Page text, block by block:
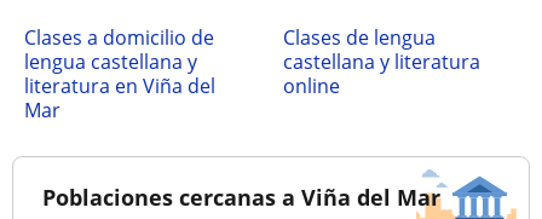
Clases a domicilio de
lengua castellana y
literatura en Viña del
Mar
Clases de lengua
castellana y literatura
online
Poblaciones cercanas a Viña del Mar